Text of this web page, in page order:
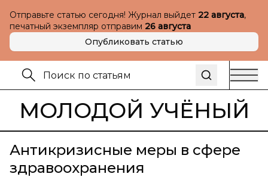
Отправьте статью сегодня! Журнал выйдет 22 августа,
печатный экземпляр отправим 26 августа
Опубликовать статью
МОЛОДОЙ УЧЁНЫЙ
Антикризисные меры в сфере
здравоохранения